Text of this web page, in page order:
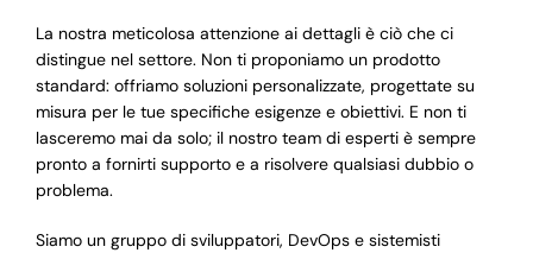
La nostra meticolosa attenzione ai dettagli è ciò che ci
distingue nel settore. Non ti proponiamo un prodotto
standard: offriamo soluzioni personalizzate, progettate su
misura per le tue specifiche esigenze e obiettivi. E non ti
lasceremo mai da solo; il nostro team di esperti è sempre
pronto a fornirti supporto e a risolvere qualsiasi dubbio o
problema.
Siamo un gruppo di sviluppatori, DevOps e sistemisti